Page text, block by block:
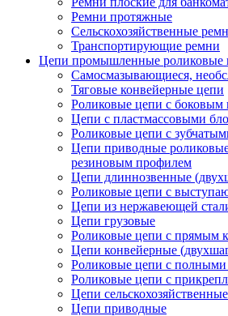
Ремни протяжные
Сельскохозяйственные
Транспортирующие ремни
Цепи промышленные роликовые
Самосмазывающиеся,
Тяговые конвейерные цепи
Роликовые цепи с боковым
Цепи с пластмассовыми
Роликовые цепи с
Цепи приводные
резиновым профилем
Цепи длиннозвенные
Роликовые цепи с
Цепи из нержавеющей
Цепи грузовые
Роликовые цепи с прямым
Цепи конвейерные
Роликовые цепи с полными
Роликовые цепи с
Цепи сельскохозяйственные
Цепи приводные